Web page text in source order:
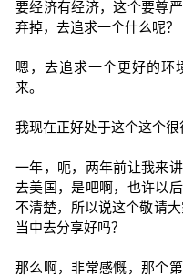
要经济有经济，这个要尊
弃掉，去追求一个什么呢？
嗯，去追求一个更好的环
来。
我现在正好处于这个这个很
一年，呃，两年前让我来
去美国，是吧啊，也许以
不清楚，所以说这个敬请
当中去分享好吗？
那么啊，非常感慨，那个